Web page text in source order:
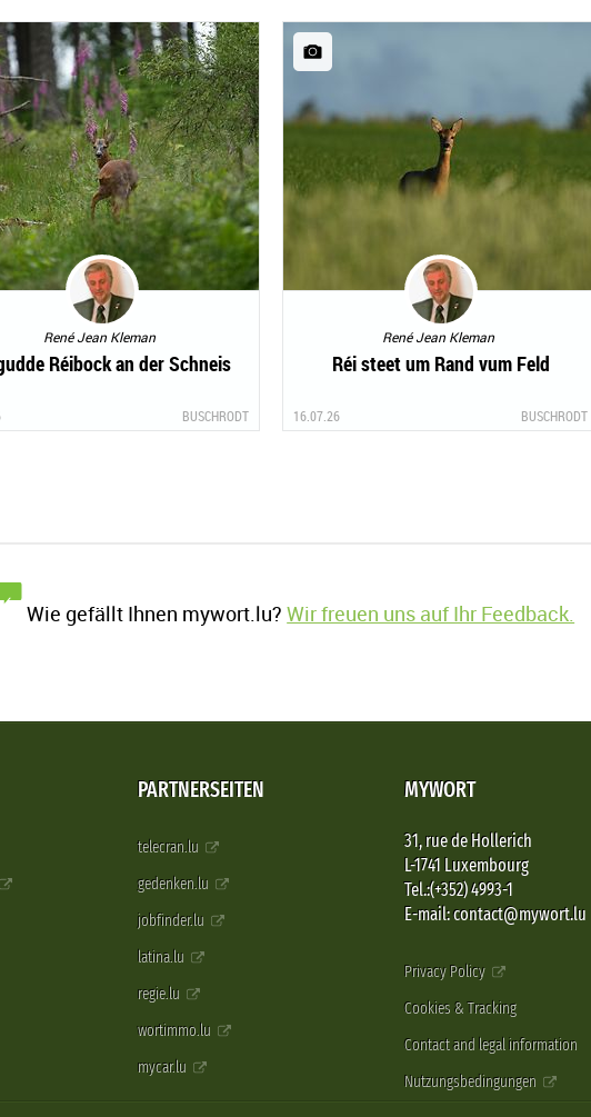
René Jean Kleman
Réibock an der Schneis
BUSCHRODT
René Jean Kleman
Réi steet um Rand vum Feld
16.07.26 BUSCHRODT
Wie gefällt Ihnen mywort.lu?Wir freuen uns auf Ihr Feedback.
PARTNERSEITEN
telecran.lu
gedenken.lu
jobfinder.lu
latina.lu
regie.lu
wortimmo.lu
mycar.lu
MYWORT
31, rue de Hollerich
L-1741 Luxembourg
Tel.:(+352) 4993-1
E-mail: contact@mywort.lu
Privacy Policy
Cookies & Tracking
Contact and legal information
Nutzungsbedingungen